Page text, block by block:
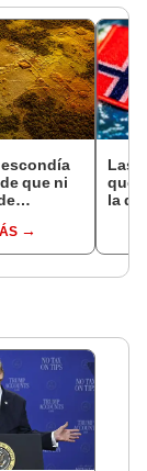
escondía
que ni
hallazgo
todo lo
Las
que
la de